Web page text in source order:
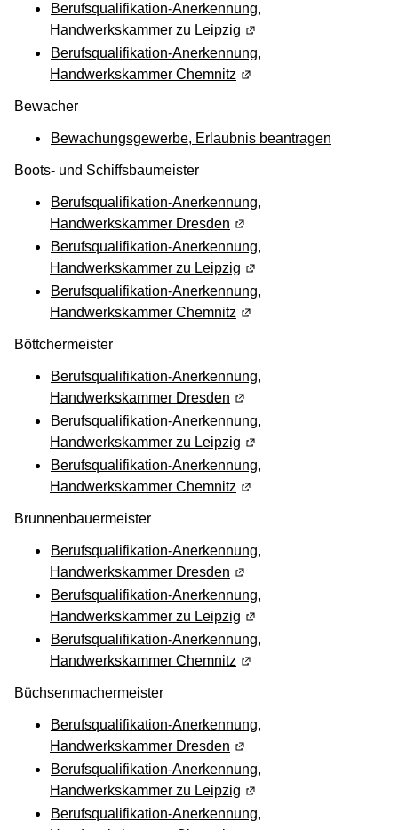
Berufsqualifikation-Anerkennung,
Handwerkskammer zu Leipzig (Wird in einem neuen
Berufsqualifikation-Anerkennung,
Handwerkskammer Chemnitz (Wird in einem neuen
Bewacher
Bewachungsgewerbe, Erlaubnis beantragen
Boots- und Schiffsbaumeister
Berufsqualifikation-Anerkennung,
Handwerkskammer Dresden (Wird in einem neuen
Berufsqualifikation-Anerkennung,
Handwerkskammer zu Leipzig (Wird in einem neuen
Berufsqualifikation-Anerkennung,
Handwerkskammer Chemnitz (Wird in einem neuen
Böttchermeister
Berufsqualifikation-Anerkennung,
Handwerkskammer Dresden (Wird in einem neuen
Berufsqualifikation-Anerkennung,
Handwerkskammer zu Leipzig (Wird in einem neuen
Berufsqualifikation-Anerkennung,
Handwerkskammer Chemnitz (Wird in einem neuen
Brunnenbauermeister
Berufsqualifikation-Anerkennung,
Handwerkskammer Dresden (Wird in einem neuen
Berufsqualifikation-Anerkennung,
Handwerkskammer zu Leipzig (Wird in einem neuen
Berufsqualifikation-Anerkennung,
Handwerkskammer Chemnitz (Wird in einem neuen
Büchsenmachermeister
Berufsqualifikation-Anerkennung,
Handwerkskammer Dresden (Wird in einem neuen
Berufsqualifikation-Anerkennung,
Handwerkskammer zu Leipzig (Wird in einem neuen
Berufsqualifikation-Anerkennung,